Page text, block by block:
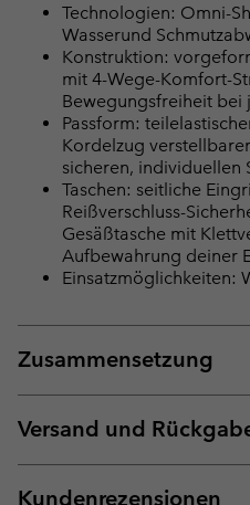
Technologien: Omni-
Wasserund
Konstruktion:
mit 4-Wege-Komfort-
Bewegungsfreiheit bei
Passform:
Kordelzug
sicheren, individuellen
Taschen: seitliche
Reißverschluss-
Gesäßtasche mit
Aufbewahrung deiner
Einsatzmöglichkeiten:
Zusammensetzung
Versand und
Kundenrezensionen